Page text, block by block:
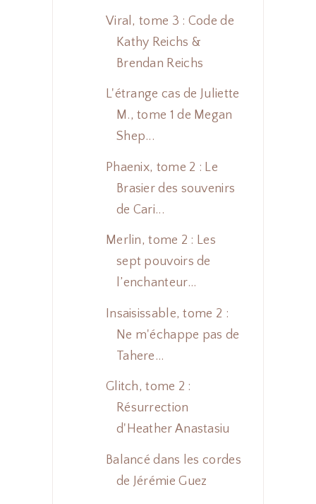
Viral, tome 3 : Code de
Kathy Reichs &
Brendan Reichs
L'étrange cas de Juliette
M., tome 1 de Megan
Shep...
Phaenix, tome 2 : Le
Brasier des souvenirs
de Cari...
Merlin, tome 2 : Les
sept pouvoirs de
l’enchanteur...
Insaisissable, tome 2 :
Ne m'échappe pas de
Tahere...
Glitch, tome 2 :
Résurrection
d'Heather Anastasiu
Balancé dans les cordes
de Jérémie Guez